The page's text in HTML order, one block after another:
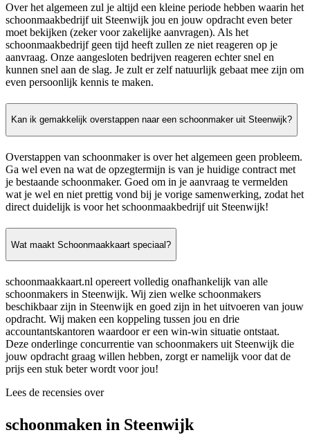
Over het algemeen zul je altijd een kleine periode hebben waarin het
schoonmaakbedrijf uit Steenwijk jou en jouw opdracht even beter
moet bekijken (zeker voor zakelijke aanvragen). Als het
schoonmaakbedrijf geen tijd heeft zullen ze niet reageren op je
aanvraag. Onze aangesloten bedrijven reageren echter snel en
kunnen snel aan de slag. Je zult er zelf natuurlijk gebaat mee zijn om
even persoonlijk kennis te maken.
Kan ik gemakkelijk overstappen naar een schoonmaker uit Steenwijk?
Overstappen van schoonmaker is over het algemeen geen probleem.
Ga wel even na wat de opzegtermijn is van je huidige contract met
je bestaande schoonmaker. Goed om in je aanvraag te vermelden
wat je wel en niet prettig vond bij je vorige samenwerking, zodat het
direct duidelijk is voor het schoonmaakbedrijf uit Steenwijk!
Wat maakt Schoonmaakkaart speciaal?
schoonmaakkaart.nl opereert volledig onafhankelijk van alle
schoonmakers in Steenwijk. Wij zien welke schoonmakers
beschikbaar zijn in Steenwijk en goed zijn in het uitvoeren van jouw
opdracht. Wij maken een koppeling tussen jou en drie
accountantskantoren waardoor er een win-win situatie ontstaat.
Deze onderlinge concurrentie van schoonmakers uit Steenwijk die
jouw opdracht graag willen hebben, zorgt er namelijk voor dat de
prijs een stuk beter wordt voor jou!
Lees de recensies over
schoonmaken in Steenwijk